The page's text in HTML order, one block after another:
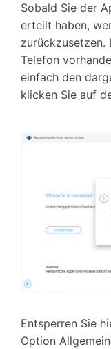
Sobald Sie der
erteilt haben,
zurückzusetzen.
Telefon
einfach den
klicken Sie auf
Entsperren Sie
Option